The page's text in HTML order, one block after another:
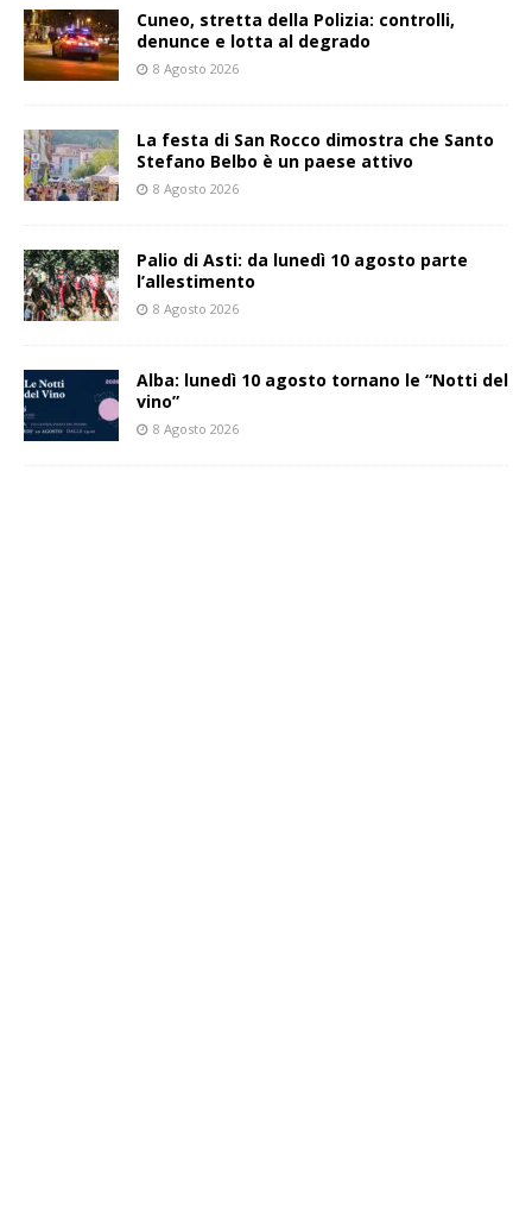
Cuneo, stretta della Polizia: controlli,
denunce e lotta al degrado
8 Agosto 2026
La festa di San Rocco dimostra che Santo
Stefano Belbo è un paese attivo
8 Agosto 2026
Palio di Asti: da lunedì 10 agosto parte
l’allestimento
8 Agosto 2026
Alba: lunedì 10 agosto tornano le “Notti del
vino”
8 Agosto 2026